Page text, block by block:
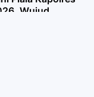
Wujud